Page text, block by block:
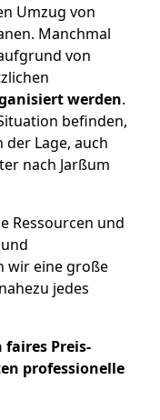
Umzug von
Manchmal
von
werden.
befinden,
der Lage, auch
nach Jarßum
Ressourcen und
wir eine große
jedes
Preis-
professionelle